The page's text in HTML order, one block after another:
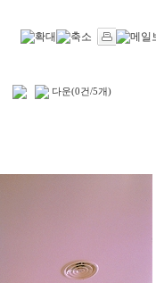
다운(0건/5개)